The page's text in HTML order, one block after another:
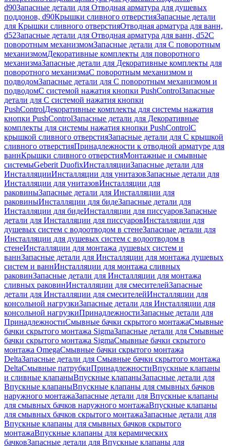
d90Запасные детали для Отводная арматура для душевых
поддонов, d90Крышки сливного отверстияЗапасные детали
для Крышки сливного отверстияОтводная арматура для ванн,
d52Запасные детали для Отводная арматура для ванн, d52С
поворотным механизмомЗапасные детали для С поворотным
механизмомДекоративные комплекты для поворотного
механизмаЗапасные детали для Декоративные комплекты для
поворотного механизмаС поворотным механизмом и
подводомЗапасные детали для С поворотным механизмом и
подводомС системой нажатия кнопки PushControlЗапасные
детали для С системой нажатия кнопки
PushControlДекоративные комплекты для системы нажатия
кнопки PushControlЗапасные детали для Декоративные
комплекты для системы нажатия кнопки PushControlС
крышкой сливного отверстияЗапасные детали для С крышкой
сливного отверстияПринадлежности к отводной арматуре для
ваннКрышки сливного отверстияМонтажные и смывные
системыGeberit DuofixИнсталляцииЗапасные детали для
ИнсталляцииИнсталляции для унитазовЗапасные детали для
Инсталляции для унитазовИнсталляции для
раковиныЗапасные детали для Инсталляции для
раковиныИнсталляции для бидеЗапасные детали для
Инсталляции для бидеИнсталляции для писсуаровЗапасные
детали для Инсталляции для писсуаровИнсталляции для
душевых систем с водоотводом в стенеЗапасные детали для
Инсталляции для душевых систем с водоотводом в
стенеИнсталляции для монтажа душевых систем и
ваннЗапасные детали для Инсталляции для монтажа душевых
систем и ваннИнсталляции для монтажа сливных
раковинЗапасные детали для Инсталляции для монтажа
сливных раковинИнсталляции для смесителейЗапасные
детали для Инсталляции для смесителейИнсталляции для
консольной нагрузкиЗапасные детали для Инсталляции для
консольной нагрузкиПринадлежностиЗапасные детали для
ПринадлежностиСмывные бачки скрытого монтажаСмывные
бачки скрытого монтажа SigmaЗапасные детали для Смывные
бачки скрытого монтажа SigmaСмывные бачки скрытого
монтажа OmegaСмывные бачки скрытого монтажа
DeltaЗапасные детали для Смывные бачки скрытого монтажа
DeltaСмывные патрубкиПринадлежностиВпускные клапаны
и сливные клапаныВпускные клапаныЗапасные детали для
Впускные клапаныВпускные клапаны для смывных бачков
наружного монтажаЗапасные детали для Впускные клапаны
для смывных бачков наружного монтажаВпускные клапаны
для смывных бачков скрытого монтажаЗапасные детали для
Впускные клапаны для смывных бачков скрытого
монтажаВпускные клапаны для керамических
бачковЗапасные детали для Впускные клапаны для